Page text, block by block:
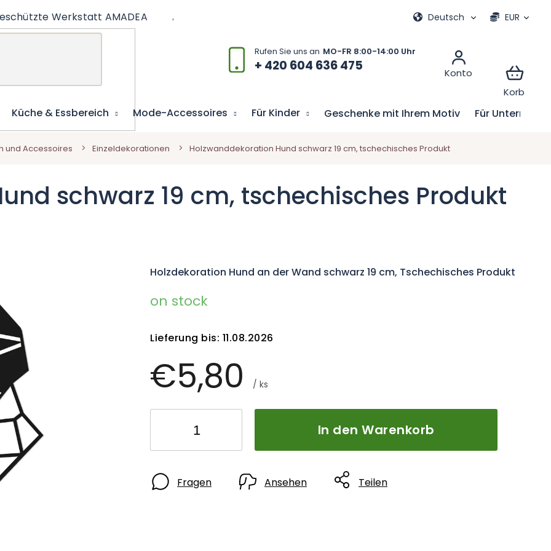
+ 420 604 636 475
Werkstatt AMADEA Artikel EUR
Deutsch
Küche & Essbereich Mode-Accessoires Für Kinder Geschenke mit Ihrem Motiv Für
und Accessoires Einzeldekorationen Holzwanddekoration Hund schwarz 19 cm, tschechisches Produkt
schwarz 19 cm, tschechisches Produkt
€5,80 / ks
on stock
Lieferung bis: 11.08.2026
In den Warenkorb
Holzdekoration Hund an der Wand schwarz 19 cm, Tschechisches Produkt
Fragen Ansehen Teilen